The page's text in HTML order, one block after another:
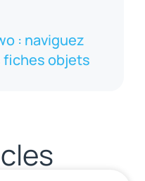
: naviguez
fiches objets